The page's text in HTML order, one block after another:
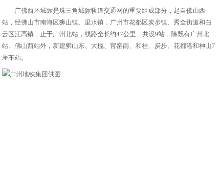
广佛西环城际是珠三角城际轨道交通网的重要组成部分，起自佛山西
站，经佛山市南海区狮山镇、里水镇，广州市花都区炭步镇、秀全街道和白
云区江高镇，止于广州北站，线路全长约47公里，共设9站，除既有广州北
站、佛山西站外，新建狮山东、大榄、官窑南、和桂、炭步、花都港和神山7
座车站。